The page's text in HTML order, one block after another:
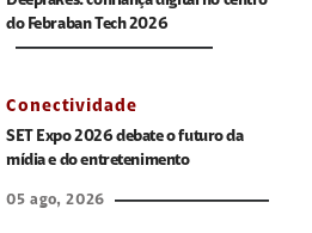
do Febraban Tech 2026
Conectividade
SET Expo 2026 debate o futuro da
mídia e do entretenimento
05 ago, 2026